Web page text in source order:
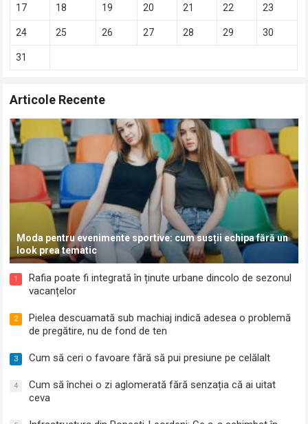
17 18 19 20 21 22 23
24 25 26 27 28 29 30
31
Articole Recente
Moda pentru evenimente sportive: cum susții echipa fără un
look prea tematic
1
Rafia poate fi integrată în ținute urbane dincolo de sezonul
vacanțelor
2
Pielea descuamată sub machiaj indică adesea o problemă
de pregătire, nu de fond de ten
3 Cum să ceri o favoare fără să pui presiune pe celălalt
4
Cum să închei o zi aglomerată fără senzația că ai uitat
ceva